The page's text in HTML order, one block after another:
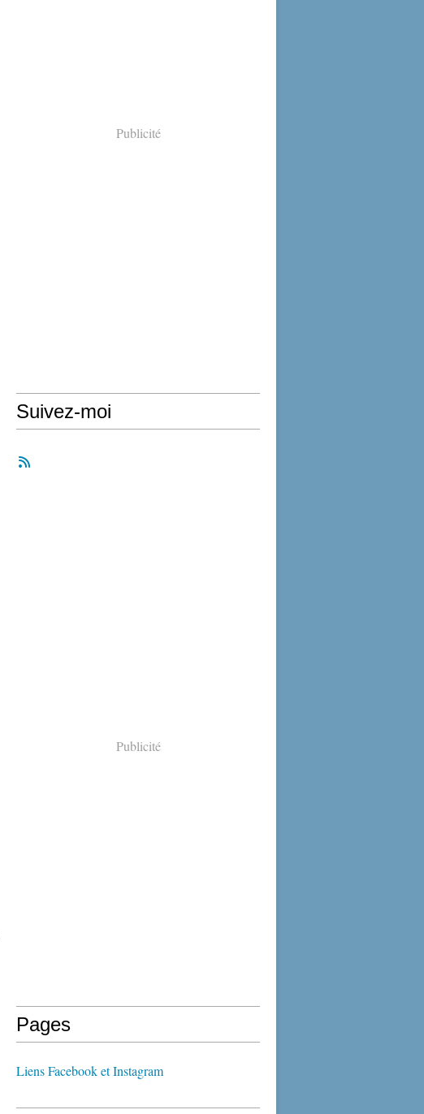
Publicité
Suivez-moi
Publicité
Pages
Liens Facebook et Instagram